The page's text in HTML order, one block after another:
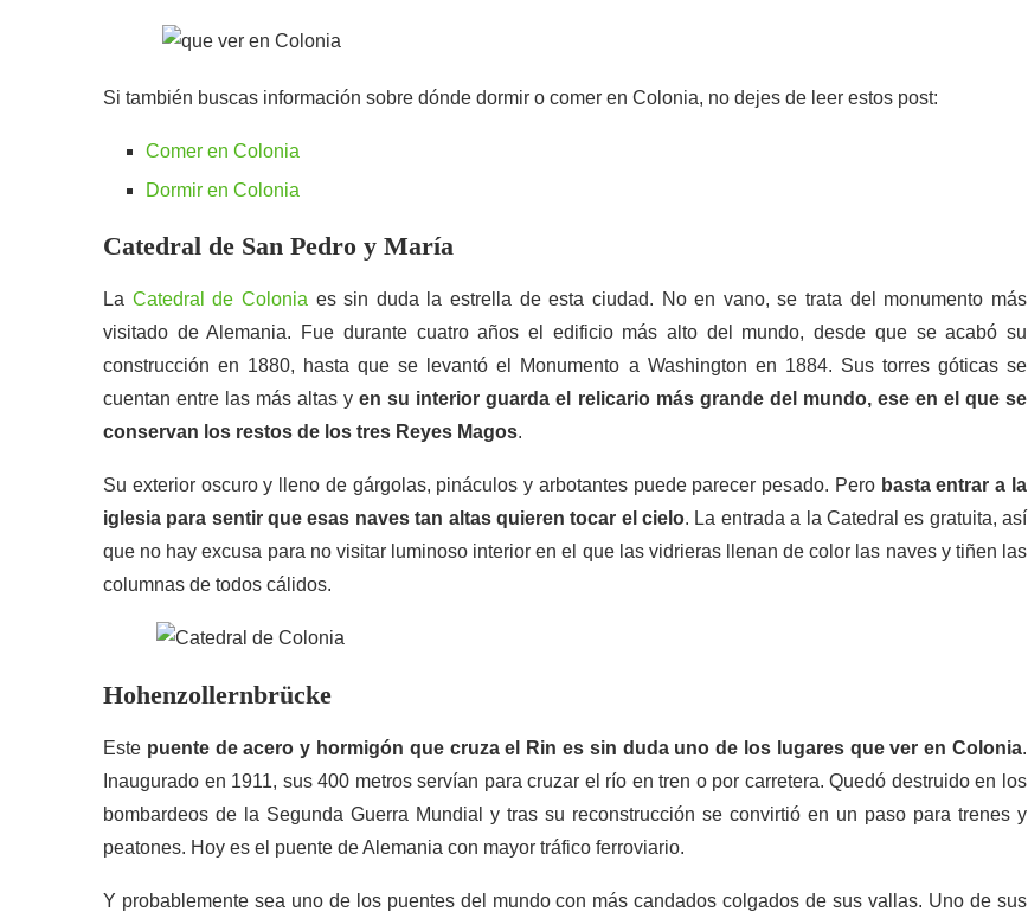
Si también buscas información sobre dónde dormir o comer en Colonia, no dejes de leer estos post:
Comer en Colonia
Dormir en Colonia
Catedral de San Pedro y María
La Catedral de Colonia es sin duda la estrella de esta ciudad. No en vano, se trata del monumento más
visitado de Alemania. Fue durante cuatro años el edificio más alto del mundo, desde que se acabó su
construcción en 1880, hasta que se levantó el Monumento a Washington en 1884. Sus torres góticas se
cuentan entre las más altas yen su interior guarda el relicario más grande del mundo, ese en el que se
conservan los restos de los tres Reyes Magos.
Su exterior oscuro y lleno de gárgolas, pináculos y arbotantes puede parecer pesado. Pero basta entrar a la
iglesia para sentir que esas naves tan altas quieren tocar el cielo. La entrada a la Catedral es gratuita, así
que no hay excusa para no visitar luminoso interior en el que las vidrieras llenan de color las naves y tiñen las
columnas de todos cálidos.
Hohenzollernbrücke
Este puente de acero y hormigón que cruza el Rin es sin duda uno de los lugares que ver en Colonia.
Inaugurado en 1911, sus 400 metros servían para cruzar el río en tren o por carretera. Quedó destruido en los
bombardeos de la Segunda Guerra Mundial y tras su reconstrucción se convirtió en un paso para trenes y
peatones. Hoy es el puente de Alemania con mayor tráfico ferroviario.
Y probablemente sea uno de los puentes del mundo con más candados colgados de sus vallas. Uno de sus